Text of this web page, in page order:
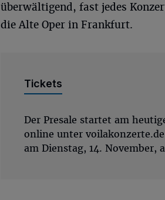
überwältigend, fast jedes
die Alte Oper in Frankfurt.
Tickets
Der Presale startet am
online unter
am Dienstag, 14. November,